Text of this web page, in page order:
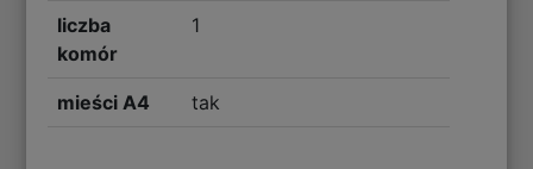
liczba
komór
1
mieści A4 tak